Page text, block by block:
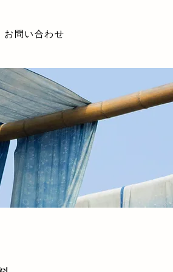
お問い合わせ